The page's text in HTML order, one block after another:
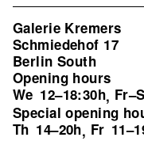
Galerie Kremers
Schmiedehof 17
Berlin South
Opening hours
We 12–18:30h,
Special opening
Th 14–20h, Fr